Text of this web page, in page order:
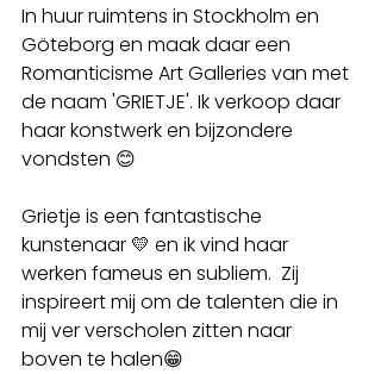
In huur ruimtens in Stockholm en
Göteborg en maak daar een
Romanticisme Art Galleries van met
de naam 'GRIETJE'. Ik verkoop daar
haar konstwerk en bijzondere
vondsten 😊
Grietje is een fantastische
kunstenaar 💛 en ik vind haar
werken fameus en subliem.  Zij
inspireert mij om de talenten die in
mij ver verscholen zitten naar
boven te halen😁